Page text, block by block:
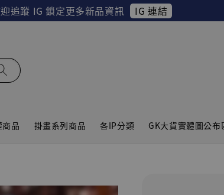
追蹤 IG 鎖定更多新品資訊 IG 連結
品 掛畫系列商品 各IP分類 GK大貨實體圖公布